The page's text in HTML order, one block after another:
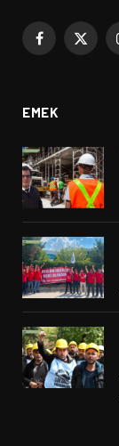
Facebook
X
EMEK